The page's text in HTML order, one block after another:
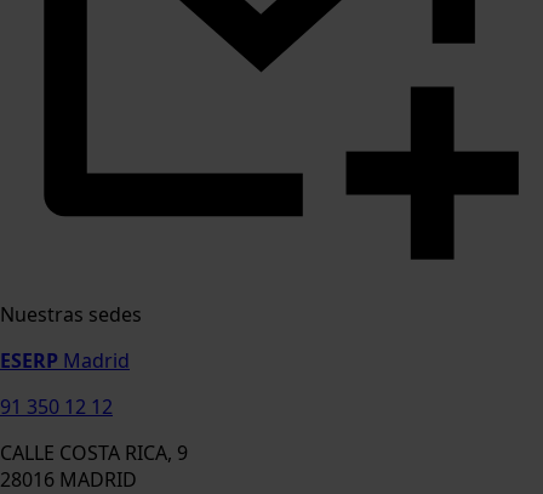
Nuestras sedes
ESERP Madrid
91 350 12 12
CALLE COSTA RICA, 9
28016 MADRID